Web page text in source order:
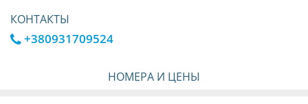
КОНТАКТЫ
+380931709524
НОМЕРА И ЦЕНЫ